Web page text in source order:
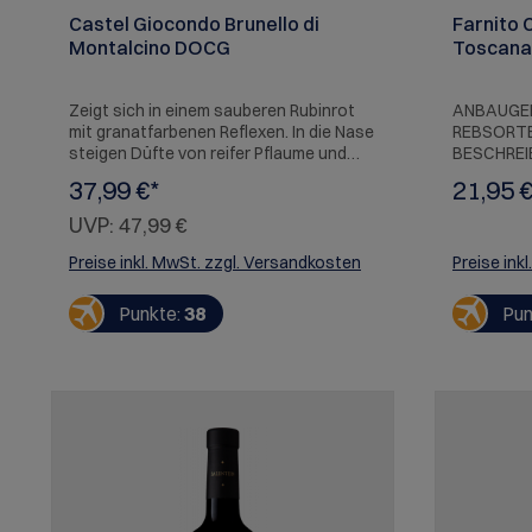
Castel Giocondo Brunello di
Montalcino DOCG
Zeigt sich in einem sauberen Rubinrot
mit granatfarbenen Reflexen. In die Nase
steigen Düfte von reifer Pflaume und
erkennbare Würznoten von schwarzem
Pfeffer, Gewürznelke und Nussschale
gefolgt von deutlichem Feuerstein und
Leder. Der Wein wirkt im Mund frisch und
eingebundene Tannine - ein klassischer
Brunello di Castel Giocondo.
37,99 €*
UVP: 47,99 €
Preise inkl. MwSt. zzgl. Versandkosten
Punkte: 38
Farnito
Cassis,
Farnito
Tuscan
Steaks
21,95
Preise